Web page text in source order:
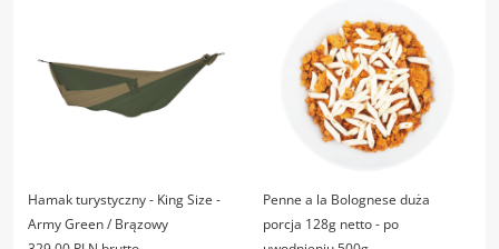
Hamak turystyczny - King Size -
Army Green / Brązowy
Penne a la Bolognese duża
porcja 128g netto - po